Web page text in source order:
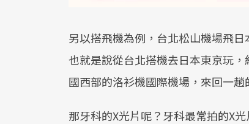
另以搭飛機為例，台北松山機場飛
也就是說從台北搭機去日本東京玩
國西部的洛衫機國際機場，來回一
那牙科的X光片呢？牙科最常拍的X